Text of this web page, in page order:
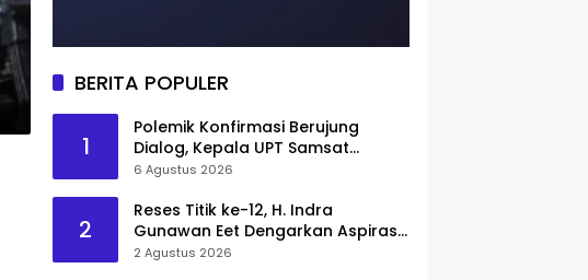
BERITA POPULER
1
Polemik Konfirmasi Berujung
Dialog, Kepala UPT Samsat
Bengkalis Minta Maaf
6 Agustus 2026
2
Reses Titik ke-12, H. Indra
Gunawan Eet Dengarkan Aspirasi
Senggoro
2 Agustus 2026